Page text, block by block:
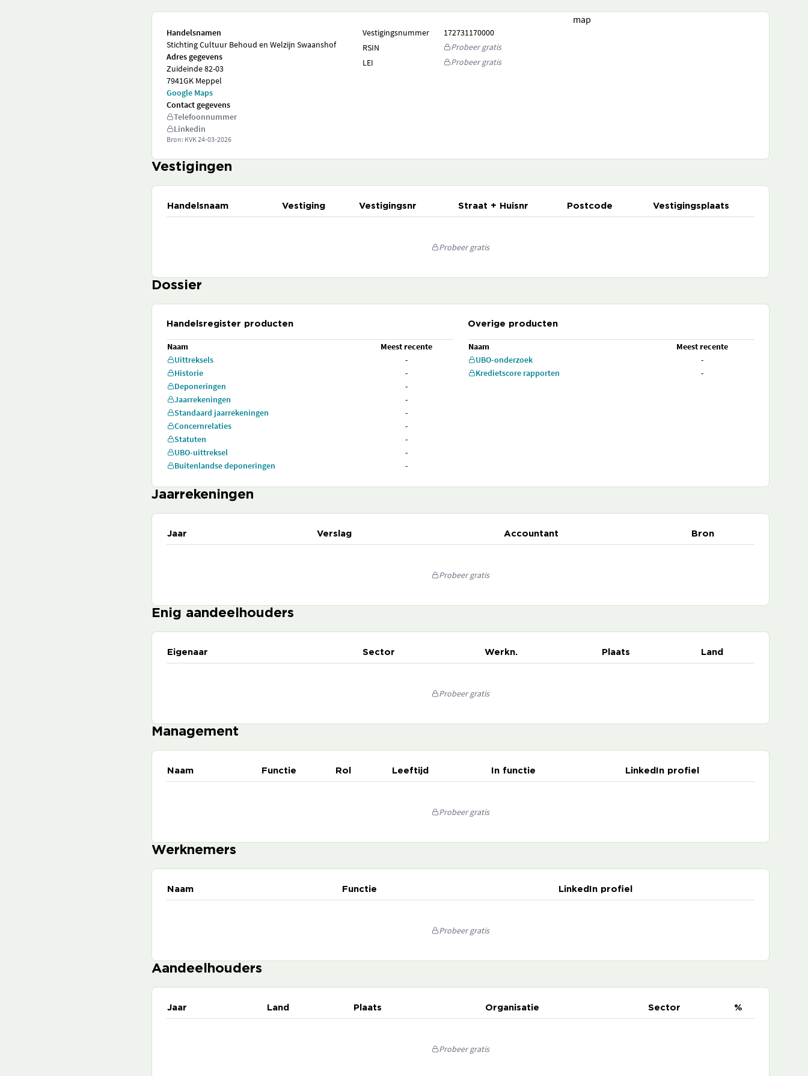
Handelsnamen
Stichting Cultuur Behoud en Welzijn Swaanshof
Adres gegevens
Zuideinde 82-03
7941GK Meppel
Google Maps
Contact gegevens
Telefoonnummer
Linkedin
Bron: KVK24-03-2026
Vestigingsnummer
172731170000
RSIN
Probeer gratis
LEI
Probeer gratis
map
Vestigingen
Handelsnaam Vestiging Vestigingsnr Straat + Huisnr Postcode Vestigingsplaats
Probeer gratis
Dossier
Handelsregister producten
Naam
Meest recente
Uittreksels
-
Historie
-
Deponeringen
-
Jaarrekeningen
-
Standaard jaarrekeningen
-
Concernrelaties
-
Statuten
-
UBO-uittreksel
-
Buitenlandse deponeringen
-
Overige producten
Naam
Meest recente
UBO-onderzoek
-
Kredietscore rapporten
-
Jaarrekeningen
Jaar Verslag Accountant Bron
Probeer gratis
Enig aandeelhouders
Eigenaar Sector Werkn. Plaats Land
Probeer gratis
Management
Naam Functie Rol Leeftijd In functie LinkedIn profiel
Probeer gratis
Werknemers
Naam Functie LinkedIn profiel
Probeer gratis
Aandeelhouders
Jaar Land Plaats Organisatie Sector %
Probeer gratis